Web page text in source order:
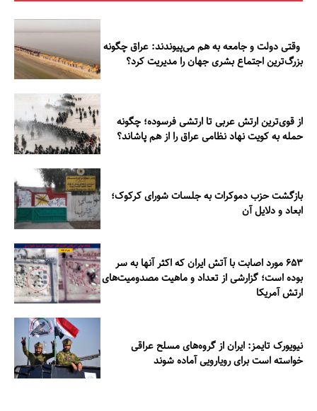
وقتی دولت و جامعه به هم می‌پیوندند: عراق چگونه
بزرگ‌ترین اجتماع بشری جهان را مدیریت کرد؟
از قوی‌ترین ارتش عربی تا ارتشی فرسوده؛ چگونه
حمله به کویت نهاد نظامی عراق را از هم پاشاند؟
بازگشت حزب دموکرات به جلسات شورای کرکوک؛
ابعاد و دلایل آن
۶۵۳ مورد اصابت با آتش ایران که اکثر آنها به سر
بوده است؛ گزارشی از تعداد و ماهیت مصدومیت‌های
ارتش آمریکا
نیویورک تایمز: ایران از گروه‌های مسلح عراقی
خواسته است برای رویارویی آماده شوند